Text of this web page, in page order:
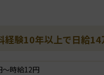
経験10年以上で日給
～時給12円